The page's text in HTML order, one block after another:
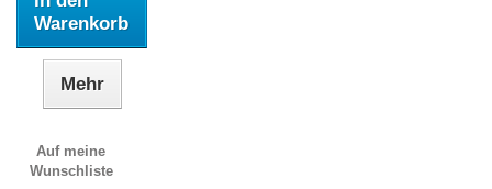
Warenkorb
Mehr
Auf meine
Wunschliste